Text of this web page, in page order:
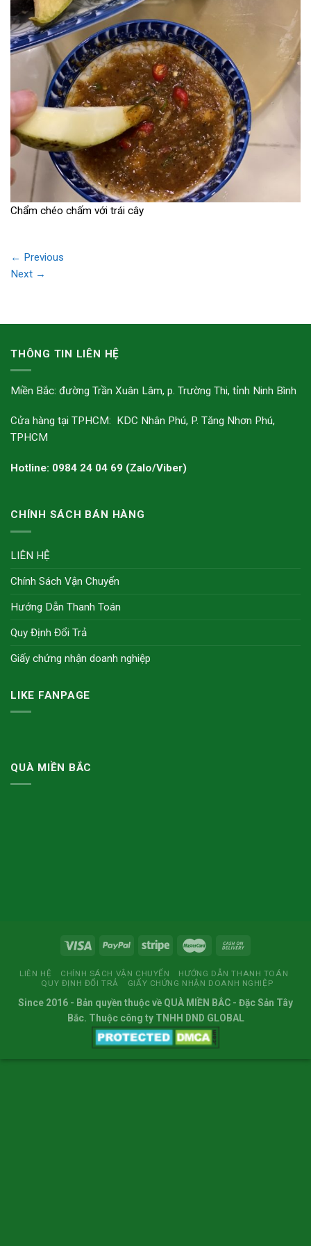
Chẩm chéo chấm với trái cây
← Previous
Next →
THÔNG TIN LIÊN HỆ
Miền Bắc: đường Trần Xuân Lâm, p. Trường Thi, tỉnh Ninh Bình
Cửa hàng tại TPHCM: KDC Nhân Phú, P. Tăng Nhơn Phú,
TPHCM
Hotline: 0984 24 04 69 (Zalo/Viber)
CHÍNH SÁCH BÁN HÀNG
LIÊN HỆ
Chính Sách Vận Chuyển
Hướng Dẫn Thanh Toán
Quy Định Đổi Trả
Giấy chứng nhận doanh nghiệp
LIKE FANPAGE
QUÀ MIỀN BẮC
LIÊN HỆ CHÍNH SÁCH VẬN CHUYỂN
HƯỚNG DẪN THANH TOÁN
QUY ĐỊNH ĐỔI TRẢ
GIẤY CHỨNG NHẬN DOANH NGHIỆP
Since 2016 - Bản quyền thuộc về QUÀ MIỀN BẮC - Đặc Sản Tây
Bắc. Thuộc công ty TNHH DND GLOBAL